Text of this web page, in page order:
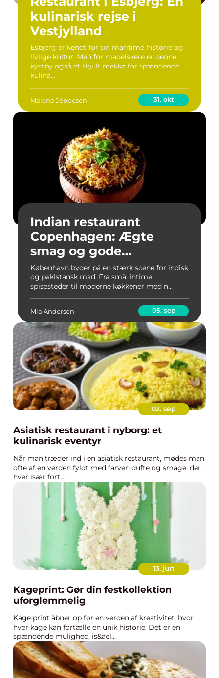
kulinarisk rejse i
Vestjylland
Esbjerg er kendt for sin maritime historie og
livlige kultur. Men for madelskere er denne
kystby også et skjult mekka for spændende
kulina...
Malene Jeppesen 31. okt
Indian restaurant
Copenhagen: Ægte
smag og gode
oplevelser
København byder på en stærk scene for indisk
og pakistansk mad. Fra små, intime
spisesteder til moderne køkkener med n...
Mia Andersen 05. sep
02. sep
Asiatisk restaurant i nyborg: et
kulinarisk eventyr
Når man træder ind i en asiatisk restaurant, mødes man
ofte af en verden fyldt med farver, dufte og smage, der
hver især fort...
13. jun
Kageprint: Gør din festkollektion
uforglemmelig
Kage print åbner op for en verden af kreativitet, hvor
hver kage kan fortælle en unik historie. Det er en
spændende mulighed, is&ael...